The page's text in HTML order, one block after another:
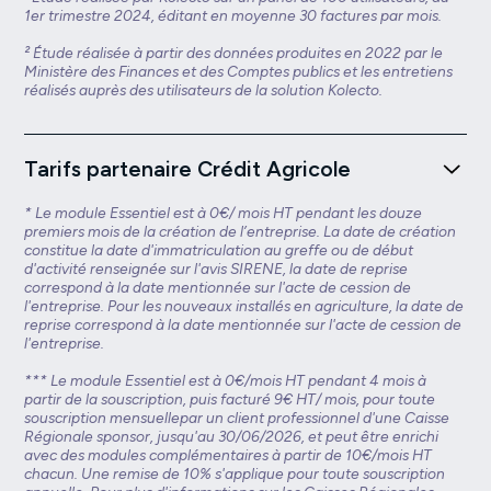
L’offre peut être enrichie avec des modules
- TPE (4 et 9 salariés) :le module Essentiel est
disponible pour 39€/mois HT. L’offre peut être enrichie
- PME (10 salariés ou plus) :
le module Essentiel est
disponible pour 99€/mois HT. L’offre peut être enrichie
avec des modules complémentaires facturés 30€/mois
HT chacun. Pour les PME traitant un nombre élevé de
factures ou d’utilisateurs, une offre sur-mesure peut
être élaborée, sur devis.
Les clients détenteurs d’un compte professionnel Crédit
Agricole bénéficient de tarifs privilégiés. Découvrez ces
tarifs en cliquant sur le lien suivant :
https://www.kolecto.fr/tarifs-partenaire-ca.
Les clients détenteurs d’un compte professionnel LCL
bénéficient de tarifs privilégiés. Découvrez ces tarifs en
cliquant sur le lien suivant :
https://www.kolecto.fr/tarifs-partenaire-lcl.
informations de connexion. Nous mettons également
en œuvre des mesures de sécurité strictes pour
empêcher l'accès non autorisé à notre site et à vos
données.
1er trimestre 2024, éditant en moyenne 30 factures par mois.
² Étude réalisée à partir des données produites en 2022 par le
Ministère des Finances et des Comptes publics et les entretiens
réalisés auprès des utilisateurs de la solution Kolecto.
Tarifs partenaire Crédit Agricole
* Le module Essentiel est à 0€/ mois HT pendant les douze
premiers mois de la création de l’entreprise. La date de création
constitue la date d'immatriculation au greffe ou de début
d'activité renseignée sur l'avis SIRENE, la date de reprise
correspond à la date mentionnée sur l'acte de cession de
l'entreprise. Pour les nouveaux installés en agriculture, la date de
reprise correspond à la date mentionnée sur l'acte de cession de
l'entreprise.
*** Le module Essentiel est à 0€/mois HT pendant 4 mois à
partir de la souscription, puis facturé 9€ HT/ mois, pour toute
souscription mensuellepar un client professionnel d'une Caisse
Régionale sponsor, jusqu'au 30/06/2026, et peut être enrichi
avec des modules complémentaires à partir de 10€/mois HT
chacun. Une remise de 10% s'applique pour toute souscription